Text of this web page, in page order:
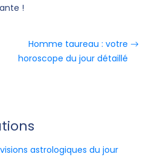
!
Homme taureau : votre
horoscope du jour détaillé
astrologiques du jour